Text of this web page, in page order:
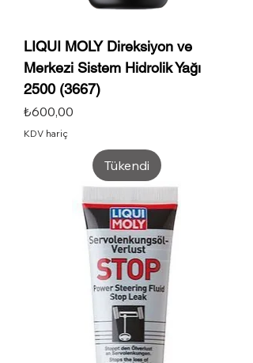
LIQUI MOLY Direksiyon ve
Merkezi Sistem Hidrolik Yağı
2500 (3667)
Fiyat
₺600,00
KDV hariç
Tükendi